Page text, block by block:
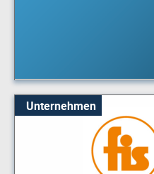
Unternehmen